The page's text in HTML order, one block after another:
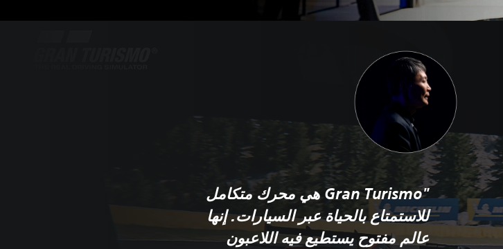
"Gran Turismo هي محرك متكامل
للاستمتاع بالحياة عبر السيارات. إنها
عالم مفتوح يستطيع فيه اللاعبون